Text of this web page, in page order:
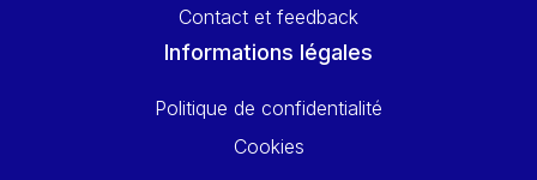
Contact et feedback
Informations légales
Politique de confidentialité
Cookies